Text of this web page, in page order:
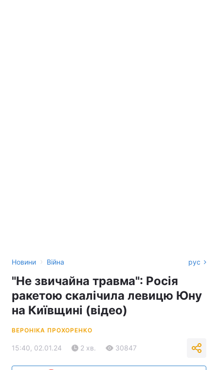
Новини › Війна рус
"Не звичайна травма": Росія
ракетою скалічила левицю Юну
на Київщині (відео)
ВЕРОНІКА ПРОХОРЕНКО
15:40, 02.01.24 2 хв. 30847